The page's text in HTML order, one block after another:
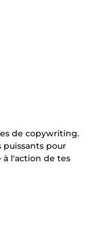
de copywriting.
pour
l'action de tes